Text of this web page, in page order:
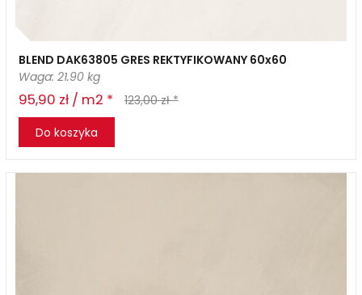
BLEND DAK63805 GRES REKTYFIKOWANY 60x60
Waga: 21.90 kg
95,90 zł / m2 *
123,00 zł *
Do koszyka